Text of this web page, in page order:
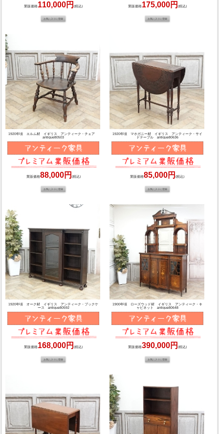
業販価格110,000円(税込) 業販価格175,000円 (税込)
1920年頃 エルム材 イギリス アンティーク・チェア
antique80503
業販価格88,000円 (税込)
1920年頃 マホガニー材 イギリス アンティーク・サイ
ドテーブル antique80636
業販価格85,000円(税込)
1920年頃 オーク材 イギリス アンティーク・ブックケ
ース antique80592
業販価格168,000円(税込)
1900年頃 ローズウッド材 イギリス アンティーク・キ
ャビネット antique80648
業販価格390,000円 (税込)